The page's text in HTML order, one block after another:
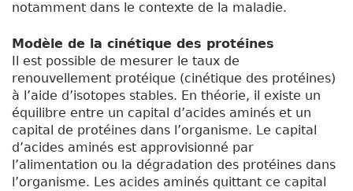
notamment dans le contexte de la maladie.
Modèle de la cinétique des protéines
Il est possible de mesurer le taux de
renouvellement protéique (cinétique des protéines)
à l’aide d’isotopes stables. En théorie, il existe un
équilibre entre un capital d’acides aminés et un
capital de protéines dans l’organisme. Le capital
d’acides aminés est approvisionné par
l’alimentation ou la dégradation des protéines dans
l’organisme. Les acides aminés quittant ce capital